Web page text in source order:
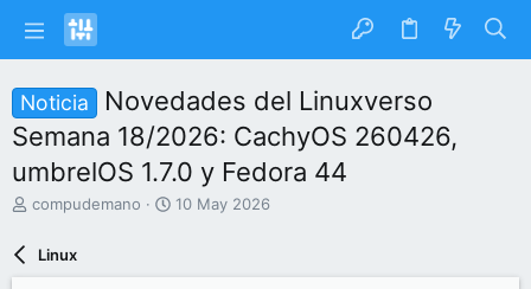
Noticia
Novedades del Linuxverso
Semana 18/2026: CachyOS 260426,
umbrelOS 1.7.0 y Fedora 44
Icompudemano
F
10 May 2026
Linux